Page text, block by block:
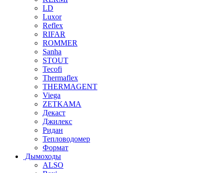
LD
Luxor
Reflex
RIFAR
ROMMER
Sanha
STOUT
Tecofi
Thermaflex
THERMAGENT
Viega
ZETKAMA
Декаст
Джилекс
Ридан
Тепловодомер
Формат
Дымоходы
ALSO